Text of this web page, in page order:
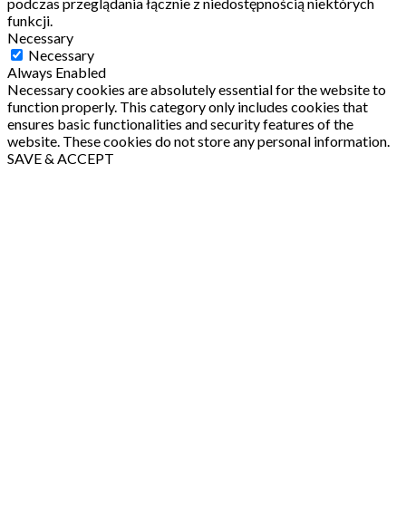
podczas przeglądania łącznie z niedostępnością niektórych
funkcji.
Necessary
Necessary
Always Enabled
Necessary cookies are absolutely essential for the website to
function properly. This category only includes cookies that
ensures basic functionalities and security features of the
website. These cookies do not store any personal information.
SAVE & ACCEPT